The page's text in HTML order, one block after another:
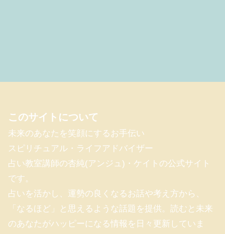
このサイトについて
未来のあなたを笑顔にするお手伝い
スピリチュアル・ライフアドバイザー
占い教室講師の杏純(アンジュ)・ケイトの公式サイト
です。
占いを活かし、運勢の良くなるお話や考え方から、
「なるほど」と思えるような話題を提供。読むと未来
のあなたがハッピーになる情報を日々更新していま